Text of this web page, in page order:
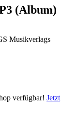
(Album)
Musikverlags
verfügbar! Jetzt